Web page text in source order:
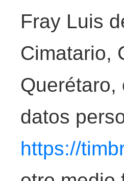
Fray Luis
Cimatario,
Querétaro,
datos
https://